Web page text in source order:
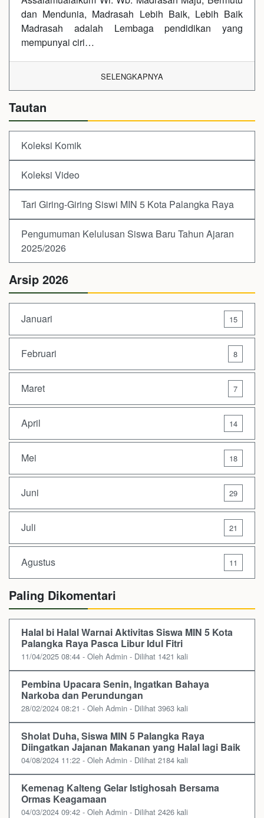
dan Mendunia, Madrasah Lebih Baik, Lebih Baik
Madrasah adalah Lembaga pendidikan yang
mempunyai ciri…
SELENGKAPNYA
Tautan
Koleksi Komik
Koleksi Video
Tari Giring-Giring Siswi MIN 5 Kota Palangka Raya
Pengumuman Kelulusan Siswa Baru Tahun Ajaran
2025/2026
Arsip 2026
Januari 15
Februari 8
Maret 7
April 14
Mei 18
Juni 29
Juli 21
Agustus 11
Paling Dikomentari
Halal bi Halal Warnai Aktivitas Siswa MIN 5 Kota
Palangka Raya Pasca Libur Idul Fitri
11/04/2025 08:44 - Oleh Admin - Dilihat 1421 kali
Pembina Upacara Senin, Ingatkan Bahaya
Narkoba dan Perundungan
28/02/2024 08:21 - Oleh Admin - Dilihat 3963 kali
Sholat Duha, Siswa MIN 5 Palangka Raya
Diingatkan Jajanan Makanan yang Halal lagi Baik
04/08/2024 11:22 - Oleh Admin - Dilihat 2184 kali
Kemenag Kalteng Gelar Istighosah Bersama
Ormas Keagamaan
04/03/2024 09:42 - Oleh Admin - Dilihat 2426 kali